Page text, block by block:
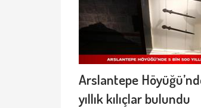
Arslantepe
yıllık kılıçlar bulundu